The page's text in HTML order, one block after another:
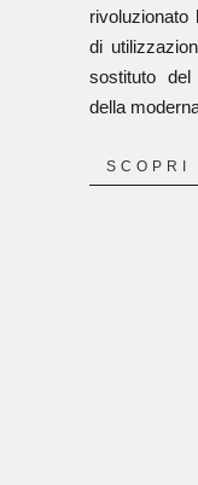
rivoluzionato
di
sostituto
della
SCOPRI